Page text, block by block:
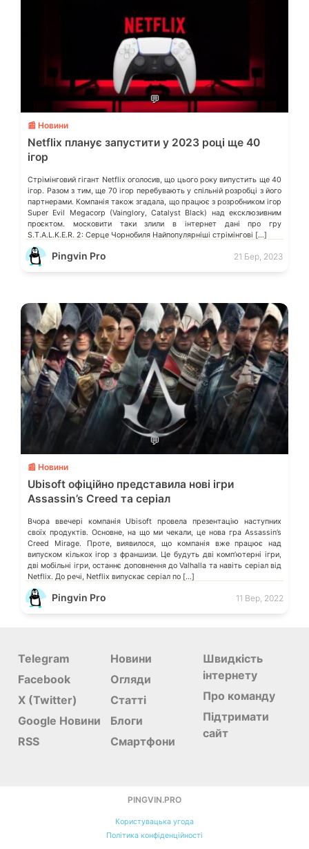
💬
📰 Новини
Netflix планує запустити у 2023 році ще 40
ігор
Стрімінговий гігант Netflix оголосив, що цього року випустить ще 40
ігор. Разом з тим, ще 70 ігор перебувають у спільній розробці з його
партнерами. Компанія також згадала, що працює з розробником ігор
Super Evil Megacorp (Vainglory, Catalyst Black) над ексклюзивним
проєктом. московити таки злили в інтернет дані про гру
S.T.A.L.K.E.R. 2: Серце Чорнобиля Найпопулярніші стрімінгові […]
Pingvin Pro 21 Бер, 2023
💬
📰 Новини
Ubisoft офіційно представила нові ігри
Assassin’s Creed та серіал
Вчора ввечері компанія Ubisoft провела презентацію наступних
своїх продуктів. Основне, на що ми чекали, це нова гра Assassin’s
Creed Mirage. Проте, виявилося, що компанія вже працює над
випуском кількох ігор з франшизи. Це будуть дві компʼютерні ігри,
дві мобільні ігри, останнє доповнення до Valhalla та навіть серіал від
Netflix. До речі, Netflix випускає серіал по […]
Pingvin Pro 11 Вер, 2022
Telegram
Facebook
X (Twitter)
Google Новини
RSS
Новини
Огляди
Статті
Блоги
Смартфони
Швидкість
інтернету
Про команду
Підтримати
сайт
PINGVIN.PRO
Користувацька угода
Політика конфіденційності